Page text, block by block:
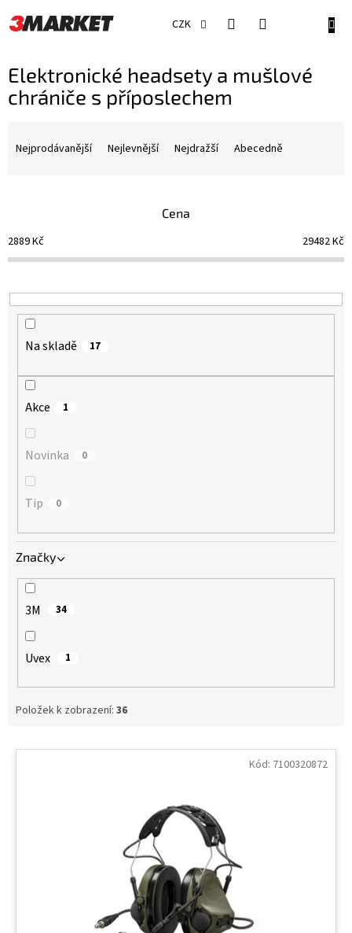
na
obsah
CZK
Elektronické headsety a mušlové
chrániče s příposlechem
p
r
o
u
Nejprodávanější Nejlevnější Nejdražší Abecedně
Cena
2889Kč 29482Kč
Na skladě 17
Akce 1
Novinka 0
Tip 0
Značky
3M 34
Uvex 1
Položek k zobrazení: 36
V
Kód: 7100320872